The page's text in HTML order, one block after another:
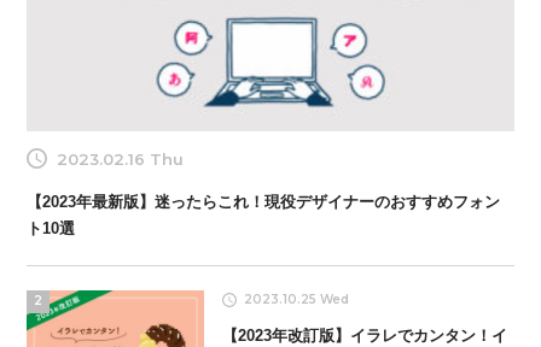
2023.02.16 Thu
【2023年最新版】迷ったらこれ！現役デザイナーのおすすめフォン
ト10選
2 2023.10.25 Wed
【2023年改訂版】イラレでカンタン！イ